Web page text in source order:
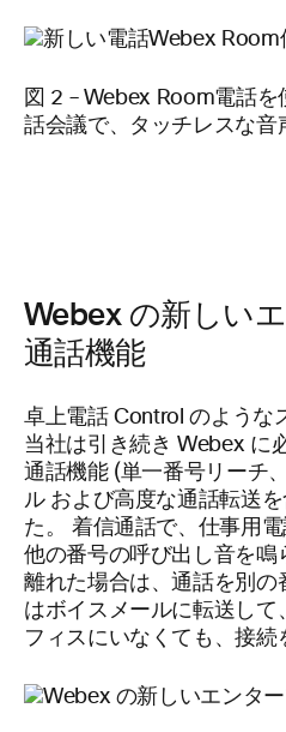
図 2 – Webex Room電話
話会議で、タッチレスな音
Webex の新しい
通話機能
卓上電話 Control のような
当社は引き続き Webex に
通話機能 (単一番号リーチ
ル および高度な通話転送
た。 着信通話で、仕事用
他の番号の呼び出し音を鳴
離れた場合は、通話を別の
はボイスメールに転送して
フィスにいなくても、接続